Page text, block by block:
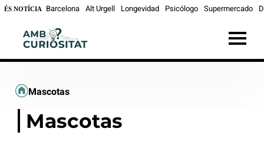
ÉS NOTÍCIA Barcelona Alt Urgell Longevidad Psicólogo Supermercado
Mascotas
Mascotas